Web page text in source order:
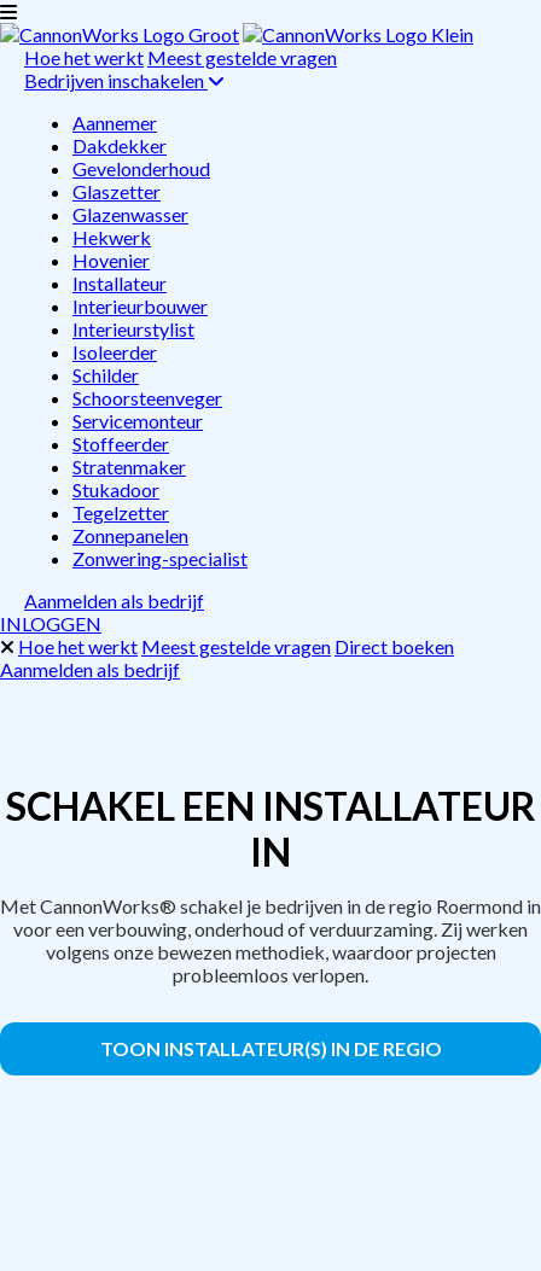
Hoe het werkt Meest gestelde vragen
Bedrijven inschakelen
Aannemer
Dakdekker
Gevelonderhoud
Glaszetter
Glazenwasser
Hekwerk
Hovenier
Installateur
Interieurbouwer
Interieurstylist
Isoleerder
Schilder
Schoorsteenveger
Servicemonteur
Stoffeerder
Stratenmaker
Stukadoor
Tegelzetter
Zonnepanelen
Zonwering-specialist
Aanmelden als bedrijf
INLOGGEN
Hoe het werkt Meest gestelde vragen Direct boeken
Aanmelden als bedrijf
SCHAKEL EEN INSTALLATEUR
IN
Met CannonWorks® schakel je bedrijven in de regio Roermond in
voor een verbouwing, onderhoud of verduurzaming. Zij werken
volgens onze bewezen methodiek, waardoor projecten
probleemloos verlopen.
TOON INSTALLATEUR(S) IN DE REGIO